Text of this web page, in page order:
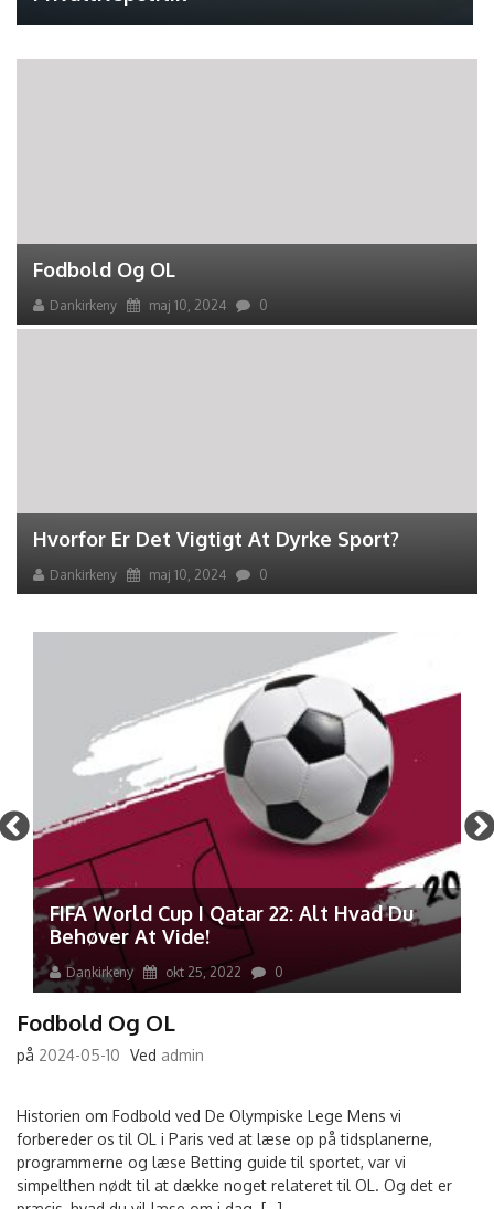
Fodbold Og OL
Dankirkeny maj 10, 2024 0
Hvorfor Er Det Vigtigt At Dyrke Sport?
Dankirkeny maj 10, 2024 0
FIFA World Cup I Qatar 22: Alt Hvad Du
Behøver At Vide!
Dankirkeny okt 25, 2022 0
Fodbold Og OL
på 2024-05-10 Ved admin
Historien om Fodbold ved De Olympiske Lege Mens vi
forbereder os til OL i Paris ved at læse op på tidsplanerne,
programmerne og læse Betting guide til sportet, var vi
simpelthen nødt til at dække noget relateret til OL. Og det er